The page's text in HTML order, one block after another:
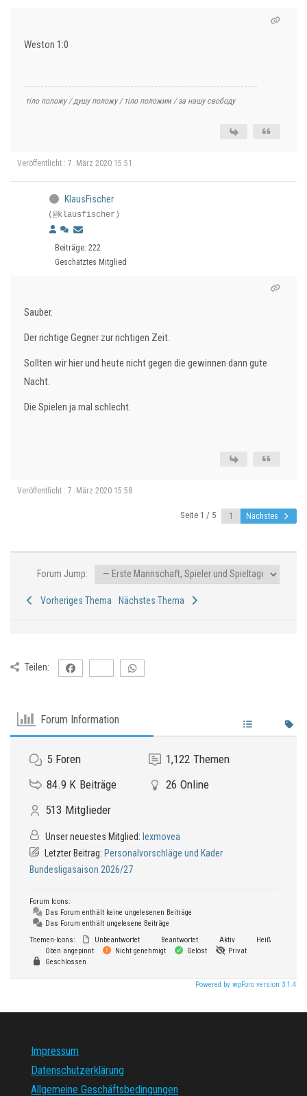
Weston 1:0
тіло положу / душу положу / тіло положим / за нашу свободу
Veröffentlicht : 7. März 2020 15:51
KlausFischer
(@klausfischer)
Beiträge: 222
Geschätztes Mitglied
Sauber.
Der richtige Gegner zur richtigen Zeit.
Sollten wir hier und heute nicht gegen die gewinnen dann gute
Nacht.
Die Spielen ja mal schlecht.
Veröffentlicht : 7. März 2020 15:58
Seite 1 / 5 Nächstes
Forum Jump:
Vorheriges Thema Nächstes Thema
Teilen:
Forum Information
5 Foren 1,122 Themen
84.9 K Beiträge 26 Online
513 Mitglieder
Unser neuestes Mitglied: lexmovea
Letzter Beitrag: Personalvorschläge und Kader
Bundesligasaison 2026/27
Forum Icons:
Das Forum enthält keine ungelesenen Beiträge
Das Forum enthält ungelesene Beiträge
Themen-Icons:
Unbeantwortet Beantwortet Aktiv
Heiß
Oben angepinnt
Nicht genehmigt Gelöst
Privat
Geschlossen
Powered by wpForo version 3.1.4
Impressum
Datenschutzerklärung
Allgemeine Geschäftsbedingungen